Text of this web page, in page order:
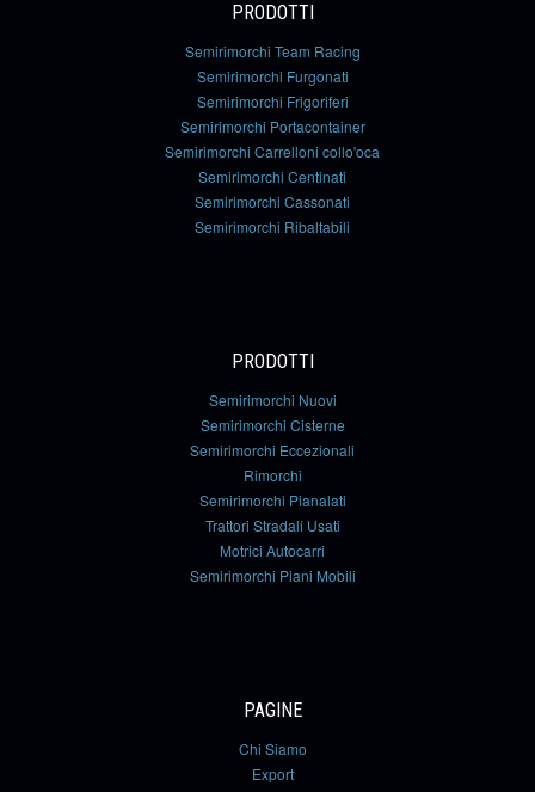
PRODOTTI
Semirimorchi Team Racing
Semirimorchi Furgonati
Semirimorchi Frigoriferi
Semirimorchi Portacontainer
Semirimorchi Carrelloni collo'oca
Semirimorchi Centinati
Semirimorchi Cassonati
Semirimorchi Ribaltabili
PRODOTTI
Semirimorchi Nuovi
Semirimorchi Cisterne
Semirimorchi Eccezionali
Rimorchi
Semirimorchi Pianalati
Trattori Stradali Usati
Motrici Autocarri
Semirimorchi Piani Mobili
PAGINE
Chi Siamo
Export